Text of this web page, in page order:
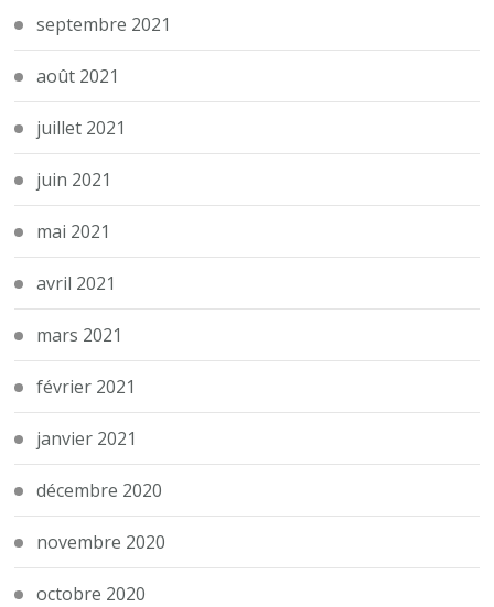
septembre 2021
août 2021
juillet 2021
juin 2021
mai 2021
avril 2021
mars 2021
février 2021
janvier 2021
décembre 2020
novembre 2020
octobre 2020